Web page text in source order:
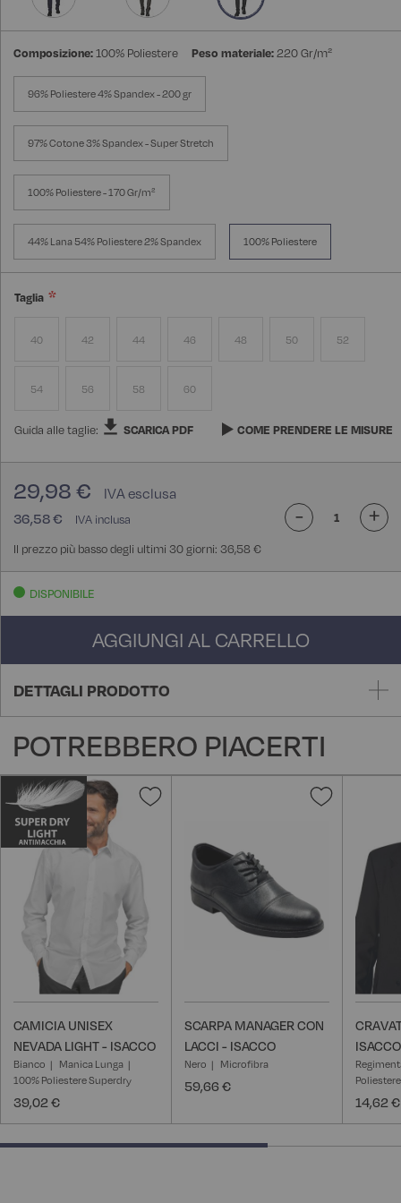
Composizione:100% Poliestere Peso materiale:220 Gr/m²
96% Poliestere 4% Spandex - 200 gr
97% Cotone 3% Spandex - Super Stretch
100% Poliestere - 170 Gr/m²
44% Lana 54% Poliestere 2% Spandex 100% Poliestere
Taglia
40 42 44 46 48 50 52
54 56 58 60
Guida alle taglie: SCARICA PDF COME PRENDERE LE MISURE
36,58 €
29,98 €
Il prezzo più basso degli ultimi 30 giorni: 36,58 €
- +
DISPONIBILE
AGGIUNGI AL CARRELLO
DETTAGLI PRODOTTO
POTREBBERO PIACERTI
Aggiungi
desideri
CAMICIA UNISEX
NEVADA LIGHT - ISACCO
Bianco
Manica Lunga
100% Poliestere Superdry
39,02 €
Aggiungi
desideri
SCARPA MANAGER CON
LACCI - ISACCO
Nero Microfibra
59,66 €
ISACCO
Poliestere
14,62 €
66.66666666666666% completed